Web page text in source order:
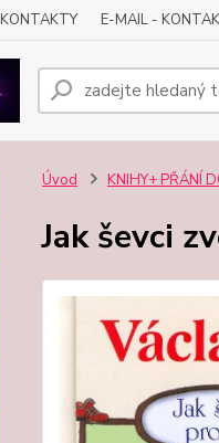
KONTAKTY E-MAIL -
Úvod KNIHY+ PŘÁNÍ
Jak ševci